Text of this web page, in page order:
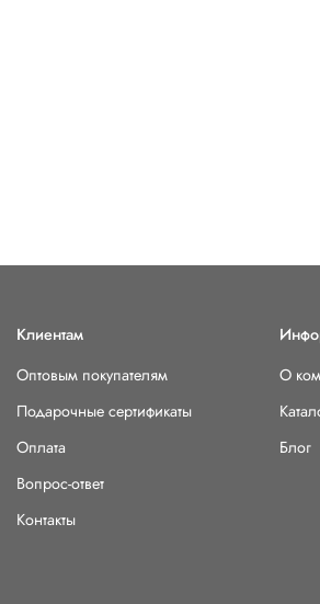
Клиентам
Оптовым покупателям
Подарочные сертификаты
Оплата
Вопрос-ответ
Контакты
О
Блог